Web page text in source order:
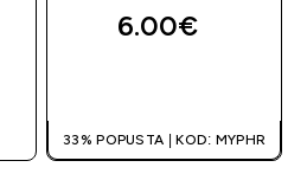
6.00€‎
33% POPUSTA | KOD: MYPHR